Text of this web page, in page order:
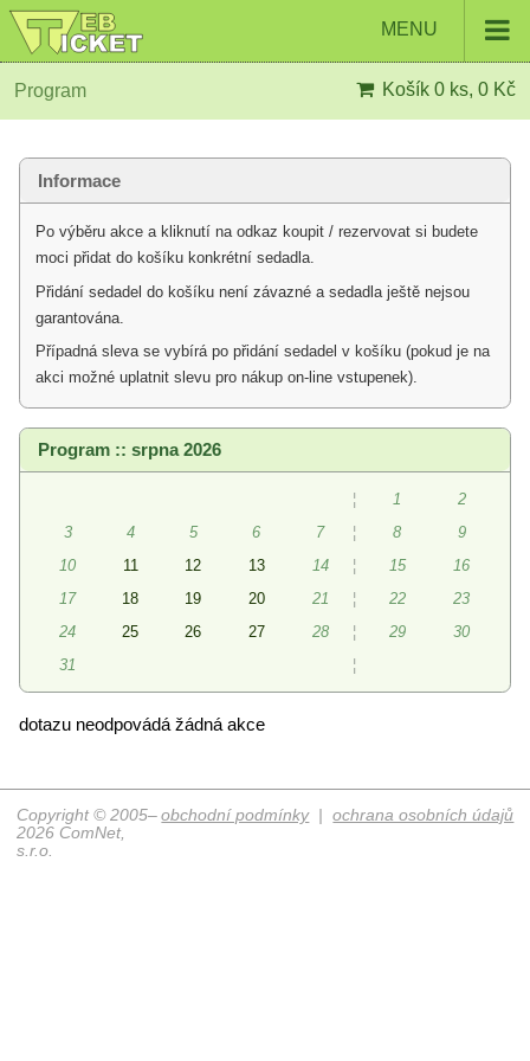
MENU
Program Košík 0 ks, 0 Kč
Informace
Po výběru akce a kliknutí na odkaz koupit / rezervovat si budete
moci přidat do košíku konkrétní sedadla.
Přidání sedadel do košíku není závazné a sedadla ještě nejsou
garantována.
Případná sleva se vybírá po přidání sedadel v košíku (pokud je na
akci možné uplatnit slevu pro nákup on-line vstupenek).
Program :: srpna 2026
¦ 1
2
3
4 5 6 7 ¦ 8
9
10
11 12 13 14 ¦ 15
16
17
18 19 20 21 ¦ 22
23
24
25 26 27 28 ¦ 29
30
31
¦
dotazu neodpovádá žádná akce
obchodní podmínky|ochrana osobních údajů
Copyright © 2005–
2026 ComNet,
s.r.o.